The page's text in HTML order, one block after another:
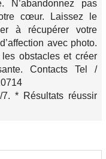
N’abandonnez pas
cœur. Laissez le
à récupérer votre
avec photo.
obstacles et créer
Contacts Tel /
* Résultats réussir